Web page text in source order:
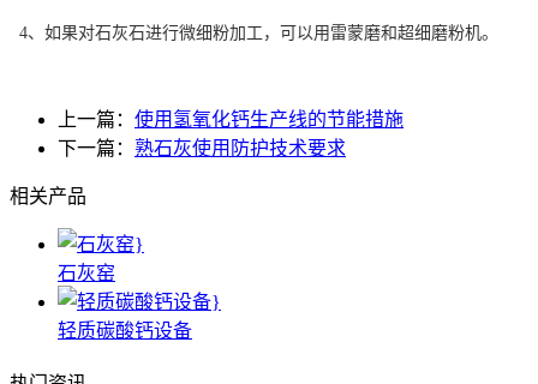
4、如果对石灰石进行微细粉加工，可以用雷蒙磨和超细磨粉机。
上一篇： 使用氢氧化钙生产线的节能措施
下一篇： 熟石灰使用防护技术要求
相关产品
石灰窑
轻质碳酸钙设备